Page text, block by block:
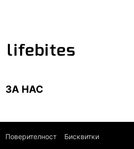
ЗА НАС
Поверителност Бисквитки